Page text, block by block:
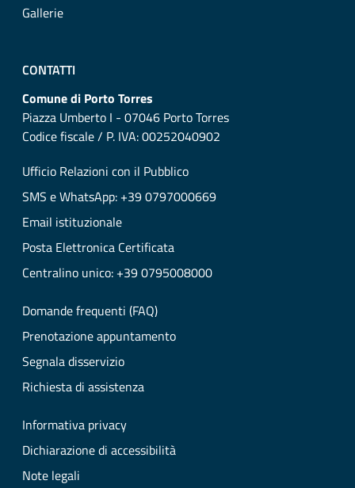
Gallerie
CONTATTI
Comune di Porto Torres
Piazza Umberto I - 07046 Porto Torres
Codice fiscale / P. IVA: 00252040902
Ufficio Relazioni con il Pubblico
SMS e WhatsApp: +39 0797000669
Email istituzionale
Posta Elettronica Certificata
Centralino unico: +39 0795008000
Domande frequenti (FAQ)
Prenotazione appuntamento
Segnala disservizio
Richiesta di assistenza
Informativa privacy
Dichiarazione di accessibilità
Note legali